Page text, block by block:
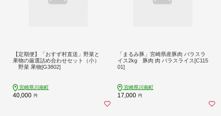
【定期便】「おすず村直送」野菜と
果物の厳選詰め合わせセット（小）
野菜 果物[G3802]
宮崎県川南町
40,000 円
「まるみ豚」宮崎県産豚肉 バラスラ
イス2kg 豚肉 肉 バラスライス[C115
01]
宮崎県川南町
17,000 円